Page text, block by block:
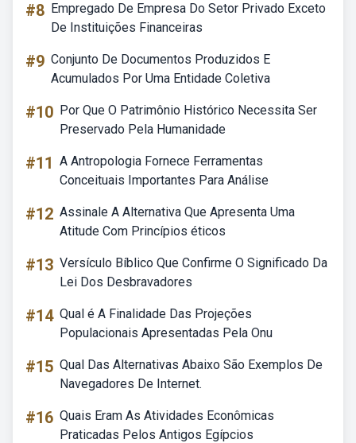
#8 Empregado De Empresa Do Setor Privado Exceto
De Instituições Financeiras
#9 Conjunto De Documentos Produzidos E
Acumulados Por Uma Entidade Coletiva
#10 Por Que O Patrimônio Histórico Necessita Ser
Preservado Pela Humanidade
#11 A Antropologia Fornece Ferramentas
Conceituais Importantes Para Análise
#12 Assinale A Alternativa Que Apresenta Uma
Atitude Com Princípios éticos
#13 Versículo Bíblico Que Confirme O Significado Da
Lei Dos Desbravadores
#14 Qual é A Finalidade Das Projeções
Populacionais Apresentadas Pela Onu
#15 Qual Das Alternativas Abaixo São Exemplos De
Navegadores De Internet.
#16 Quais Eram As Atividades Econômicas
Praticadas Pelos Antigos Egípcios